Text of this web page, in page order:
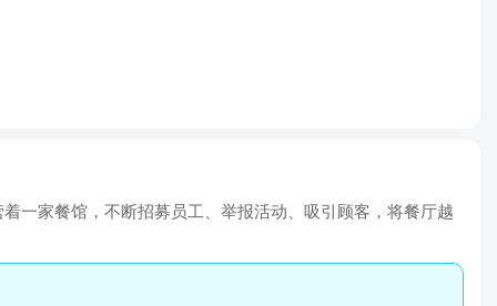
一家餐馆，不断招募员工、举报活动、吸引顾客，将餐厅越